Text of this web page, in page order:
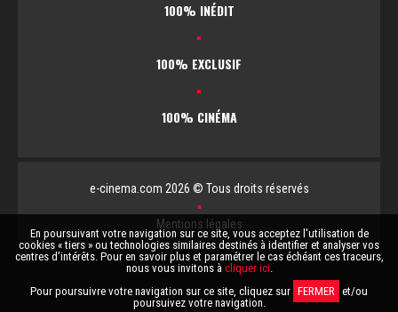
En poursuivant votre navigation sur ce site, vous acceptez l'utilisation de
cookies « tiers » ou technologies similaires destinés à identifier et analyser vos
centres d’intérêts. Pour en savoir plus et paramétrer le cas échéant ces traceurs,
nous vous invitons à cliquer ici.
Pour poursuivre votre navigation sur ce site, cliquez sur FERMER et/ou
poursuivez votre navigation.
100% INÉDIT
▪
100% EXCLUSIF
▪
100% CINÉMA
e-cinema.com 2026 © Tous droits réservés
▪
Mentions légales